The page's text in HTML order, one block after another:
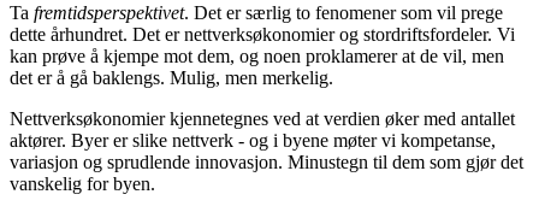
Ta fremtidsperspektivet. Det er særlig to fenomener som vil prege
dette århundret. Det er nettverksøkonomier og stordriftsfordeler. Vi
kan prøve å kjempe mot dem, og noen proklamerer at de vil, men
det er å gå baklengs. Mulig, men merkelig.
Nettverksøkonomier kjennetegnes ved at verdien øker med antallet
aktører. Byer er slike nettverk - og i byene møter vi kompetanse,
variasjon og sprudlende innovasjon. Minustegn til dem som gjør det
vanskelig for byen.